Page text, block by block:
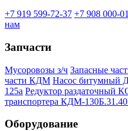
+7 919 599-72-37 +7 908 000-
нам
Запчасти
Мусоровозы з/ч Запасные
части КДМ Насос битумный
125а Редуктор раздаточный
транспортера КДМ-
Оборудование